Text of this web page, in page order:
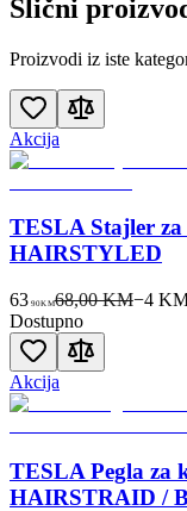
Slični
Proizvodi iz iste
Akcija
TESLA Stajler
HAIRSTYLED
63 90KM68,00 KM−4
Dostupno
Akcija
TESLA Pegla za
HAIRSTRAID /